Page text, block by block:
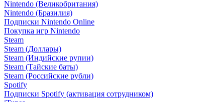
Nintendo (Великобритания)
Nintendo (Бразилия)
Подписки Nintendo Online
Покупка игр Nintendo
Steam
Steam (Доллары)
Steam (Индийские рупии)
Steam (Тайские баты)
Steam (Российские рубли)
Spotify
Подписки Spotify (активация сотрудником)